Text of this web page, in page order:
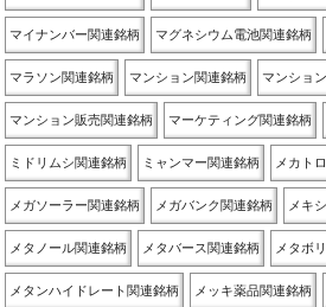
マイナンバー関連銘柄 マグネシウム電池関連銘柄
マラソン関連銘柄 マンション関連銘柄 マンショ
マンション販売関連銘柄 マーケティング関連銘柄
ミドリムシ関連銘柄 ミャンマー関連銘柄 メカト
メガソーラー関連銘柄 メガバンク関連銘柄 メキ
メタノール関連銘柄 メタバース関連銘柄 メタボ
メタンハイドレート関連銘柄 メッキ薬品関連銘柄